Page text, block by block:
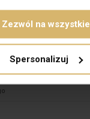
Zezwól na wszystkie
Spersonalizuj